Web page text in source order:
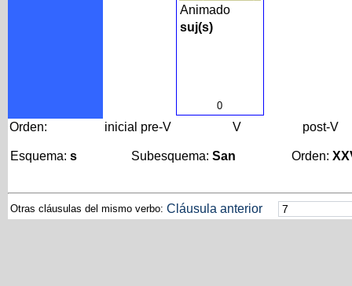
Animado
suj(s)
0
Orden: inicial pre-V V post-V
Esquema: s Subesquema: San Orden:
Otras cláusulas del mismo verbo: Cláusula anterior